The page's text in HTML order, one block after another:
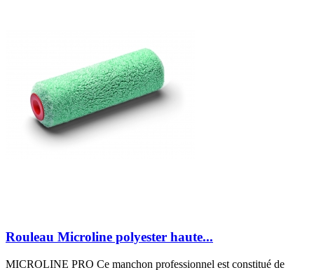
Rouleau Microline polyester haute...
MICROLINE PRO Ce manchon professionnel est constitué de